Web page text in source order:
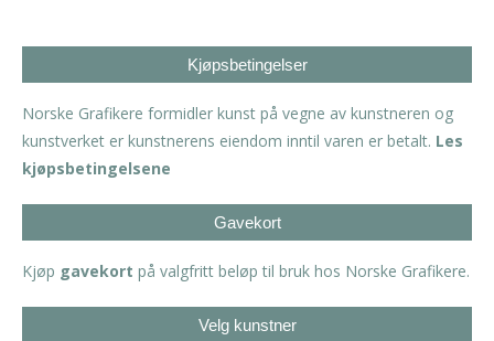
Kjøpsbetingelser
Norske Grafikere formidler kunst på vegne av kunstneren og
kunstverket er kunstnerens eiendom inntil varen er betalt. Les
kjøpsbetingelsene
Gavekort
Kjøp gavekort på valgfritt beløp til bruk hos Norske Grafikere.
Velg kunstner